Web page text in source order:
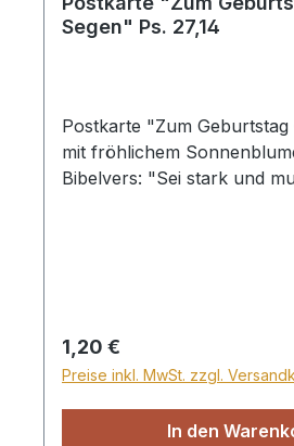
Segen" Ps. 27,14
Postkarte "Zum Geburtstag
mit fröhlichem
Bibelvers: "Sei stark und
Regulärer Preis:
1,20 €
Preise inkl. MwSt. zzgl.
In den